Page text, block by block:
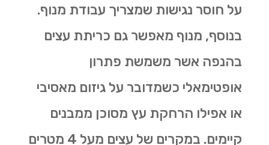
על חוסר נגישות שמצריך עבודת מנוף.
בנוסף, מנוף מאפשר גם כריתת עצים
בהנפה אשר משמשת פתרון
אופטימאלי כשמדובר על גיזום מאסיבי
או אפילו הרחקת עץ מסוכן ממבנים
קיימים. במקרים של עצים מעל 4 מטרים